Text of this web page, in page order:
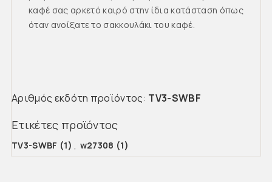
καφέ σας αρκετό καιρό στην ίδια κατάσταση όπως
όταν ανοίξατε το σακκουλάκι του καφέ.
Αριθμός εκδότη προϊόντος: TV3-SWBF
Ετικέτες προϊόντος
TV3-SWBF (1) , w27308 (1)